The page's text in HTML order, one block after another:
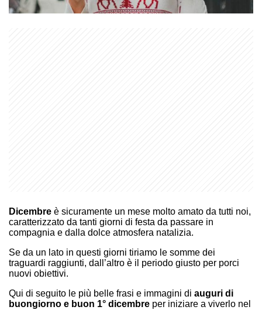
Dicembre è sicuramente un mese molto amato da tutti noi,
caratterizzato da tanti giorni di festa da passare in
compagnia e dalla dolce atmosfera natalizia.
Se da un lato in questi giorni tiriamo le somme dei
traguardi raggiunti, dall’altro è il periodo giusto per porci
nuovi obiettivi.
Qui di seguito le più belle frasi e immagini di auguri di
buongiorno e buon 1° dicembre per iniziare a viverlo nel